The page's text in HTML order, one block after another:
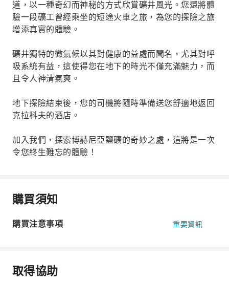
道，以一種奇幻而神秘的方式欣賞礦井風光。您還將體
驗一段礦工曾經乘坐的短途火車之旅，為您的探險之旅
增添真實的體驗。
礦井獨特的微氣候以其對健康的益處而聞名，尤其對呼
吸系統有益，這使得您在地下的時光不僅充滿魅力，而
且令人神清氣爽。
地下探險結束後，您的司機將隨時準備送您舒適地返回
克拉科夫的酒店。
加入我們，探索博赫尼亞鹽礦的奇妙之處，這將是一次
令您終生難忘的體驗！
購買須知
購買注意事項 重要資訊
取得協助